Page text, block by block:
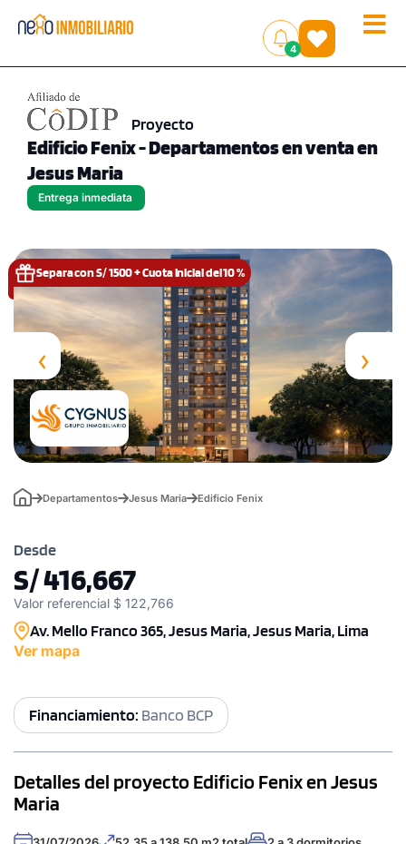
Toggle
4
()
Proyecto
Edificio Fenix - Departamentos en venta en
Jesus Maria
Entrega inmediata
‹ ›
Separa con S/ 1500 + Cuota inicial del 10 %
Departamentos Jesus Maria Edificio Fenix
Desde
S/ 416,667
Valor referencial $ 122,766
Av. Mello Franco 365, Jesus Maria, Jesus Maria, Lima
Ver mapa
Financiamiento: Banco BCP
Detalles del proyecto Edificio Fenix en Jesus
Maria